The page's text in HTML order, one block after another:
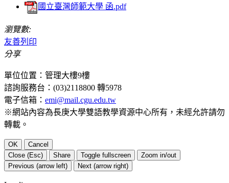
國立臺灣師範大學 函.pdf
瀏覽數:
友善列印
分享
單位位置：管理大樓9樓
諮詢服務台：(03)2118800 轉5978
電子信箱： emi@mail.cgu.edu.tw
※網站內容為長庚大學雙語教學資源中心所有，未經允許請勿
轉載。
OK
Cancel
Close (Esc)
Share Toggle fullscreen
Zoom in/out
Previous (arrow left)
Next (arrow right)